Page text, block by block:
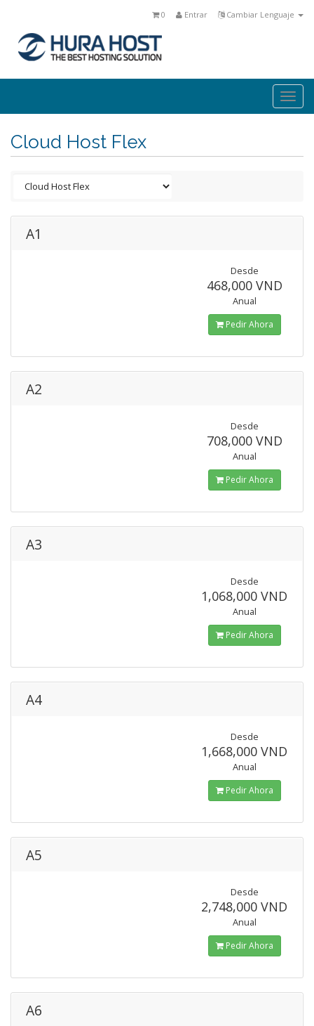
Cambiar Lenguaje
Entrar
0
Cloud Host Flex
A1
Desde
468,000 VND
Anual
Pedir Ahora
A2
Desde
708,000 VND
Anual
Pedir Ahora
A3
Desde
1,068,000 VND
Anual
Pedir Ahora
A4
Desde
1,668,000 VND
Anual
Pedir Ahora
A5
Desde
2,748,000 VND
Anual
Pedir Ahora
A6